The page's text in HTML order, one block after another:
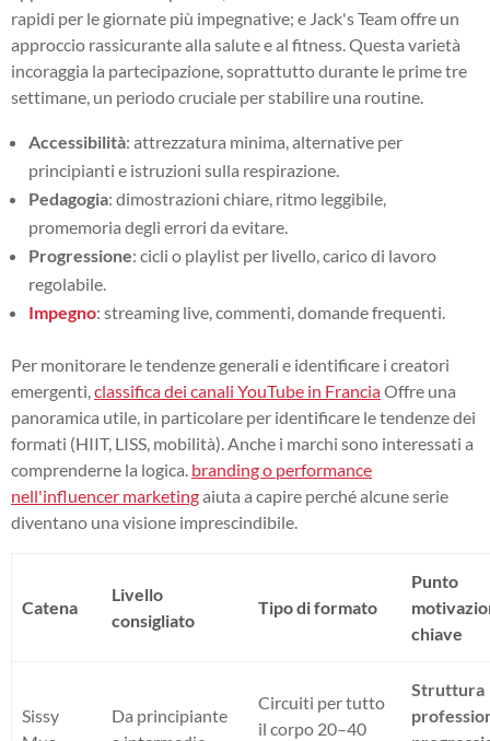
rapidi per le giornate più impegnative; e Jack's Team offre un
approccio rassicurante alla salute e al fitness. Questa varietà
incoraggia la partecipazione, soprattutto durante le prime tre
settimane, un periodo cruciale per stabilire una routine.
Accessibilità: attrezzatura minima, alternative per
principianti e istruzioni sulla respirazione.
Pedagogia: dimostrazioni chiare, ritmo leggibile,
promemoria degli errori da evitare.
Progressione: cicli o playlist per livello, carico di lavoro
regolabile.
Impegno: streaming live, commenti, domande frequenti.
Per monitorare le tendenze generali e identificare i creatori
emergenti, classifica dei canali YouTube in FranciaOffre una
panoramica utile, in particolare per identificare le tendenze dei
formati (HIIT, LISS, mobilità). Anche i marchi sono interessati a
comprenderne la logica. branding o performance
nell'influencer marketingaiuta a capire perché alcune serie
diventano una visione imprescindibile.
Catena
Livello
consigliato
Tipo di formato
Punto
chiave
Sissy
Da principiante
Circuiti per tutto
il corpo 20–40
Struttura